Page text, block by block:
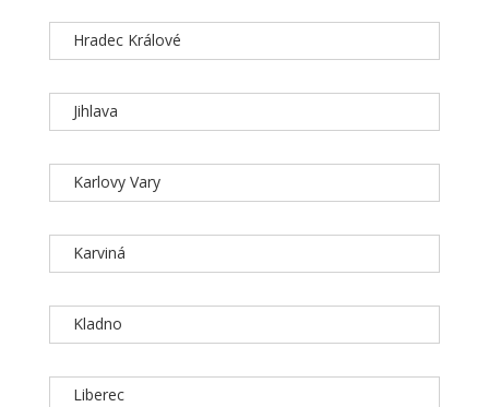
Hradec Králové
Jihlava
Karlovy Vary
Karviná
Kladno
Liberec